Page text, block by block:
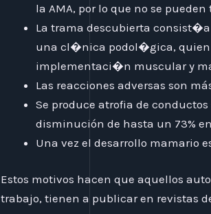
la AMA, por lo que no se
La trama descubierta
una cl�nica podol�gica, quien
implementaci�n muscular y
Las reacciones adversas son
Se produce atrofia de
disminución de hasta un 73%
Una vez el desarrollo mamario
Estos motivos hacen que aquellos
trabajo, tienen a publicar en revistas